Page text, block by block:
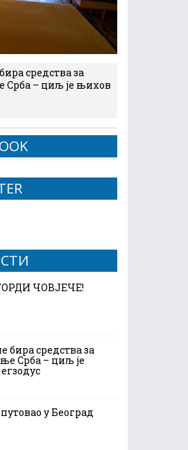
средства за
Срба – циљ је њихов
ЧОВЈЕЧЕ!
бира средства за
Срба – циљ је
у Београд